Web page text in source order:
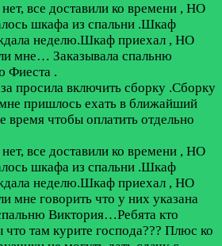
все доставили ко времени , НО
шкафа из спальни .Шкаф
неделю.Шкаф приехал , НО
мне… Заказывала спальню
Фиеста .
просила включить сборку .Сборку
пришлось ехать в ближайший
время чтобы оплатить отдельно
все доставили ко времени , НО
шкафа из спальни .Шкаф
неделю.Шкаф приехал , НО
мне говорить что у них указана
Виктория…Ребята кто
там курите господа??? Плюс ко